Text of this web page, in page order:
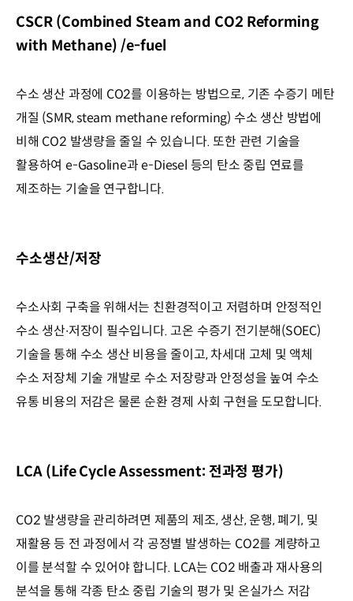
CSCR (Combined Steam and CO2 Reforming
with Methane) /e-fuel
수소 생산 과정에 CO2를 이용하는 방법으로, 기존 수증기 메탄
개질 (SMR, steam methane reforming) 수소 생산 방법에
비해 CO2 발생량을 줄일 수 있습니다. 또한 관련 기술을
활용하여 e-Gasoline과 e-Diesel 등의 탄소 중립 연료를
제조하는 기술을 연구합니다.
수소생산/저장
수소사회 구축을 위해서는 친환경적이고 저렴하며 안정적인
수소 생산∙저장이 필수입니다. 고온 수증기 전기분해(SOEC)
기술을 통해 수소 생산 비용을 줄이고, 차세대 고체 및 액체
수소 저장체 기술 개발로 수소 저장량과 안정성을 높여 수소
유통 비용의 저감은 물론 순환 경제 사회 구현을 도모합니다.
LCA (Life Cycle Assessment: 전과정 평가)
CO2 발생량을 관리하려면 제품의 제조, 생산, 운행, 폐기, 및
재활용 등 전 과정에서 각 공정별 발생하는 CO2를 계량하고
이를 분석할 수 있어야 합니다. LCA는 CO2 배출과 재사용의
분석을 통해 각종 탄소 중립 기술의 평가 및 온실가스 저감